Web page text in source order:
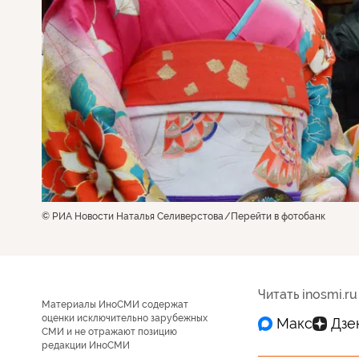
© РИА Новости Наталья Селиверстова Перейти в фотобанк
Материалы ИноСМИ содержат
оценки исключительно зарубежных
СМИ и не отражают позицию
редакции ИноСМИ
Читать inosmi.ru